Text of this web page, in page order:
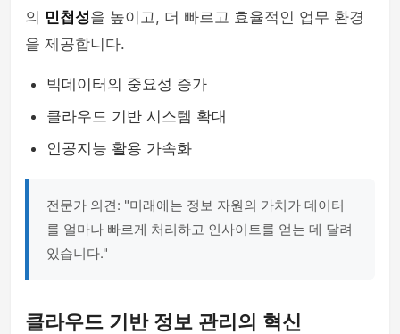
의 민첩성을 높이고, 더 빠르고 효율적인 업무 환경
을 제공합니다.
빅데이터의 중요성 증가
클라우드 기반 시스템 확대
인공지능 활용 가속화
전문가 의견: "미래에는 정보 자원의 가치가 데이터
를 얼마나 빠르게 처리하고 인사이트를 얻는 데 달려
있습니다."
클라우드 기반 정보 관리의 혁신